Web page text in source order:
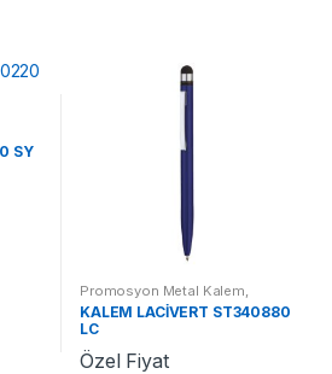
SY
Promosyon Metal Kalem
Promosyon Kalemler
KALEM LACİVERT ST340880
LC
Özel Fiyat